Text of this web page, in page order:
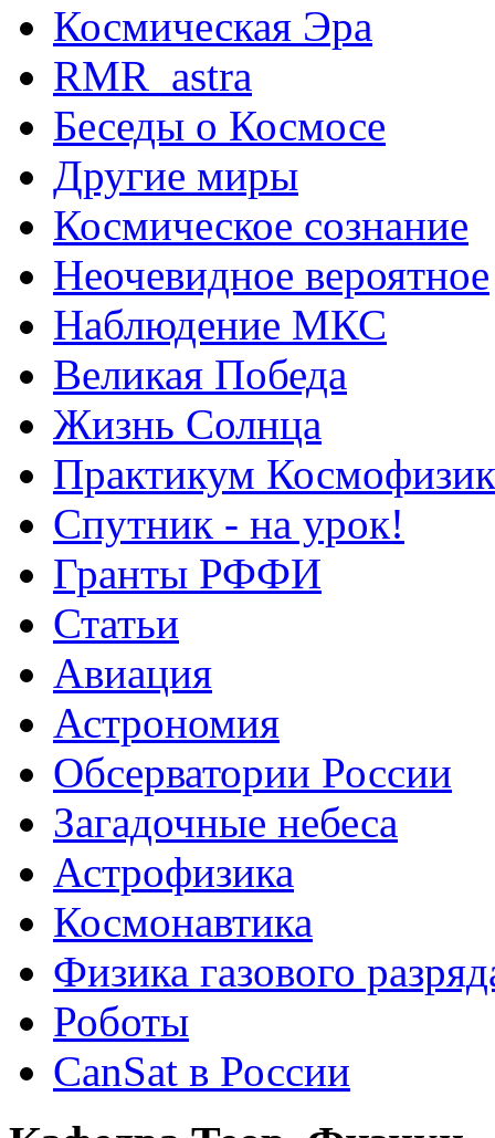
Космическая Эра
RMR_astra
Беседы о Космосе
Другие миры
Космическое сознание
Неочевидное вероятное
Наблюдение МКС
Великая Победа
Жизнь Солнца
Практикум
Спутник - на урок!
Гранты РФФИ
Статьи
Авиация
Астрономия
Обсерватории России
Загадочные небеса
Астрофизика
Космонавтика
Физика газового
Роботы
CanSat в России